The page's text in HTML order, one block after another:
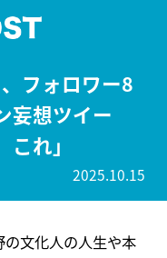
フォロワー8
妄想ツイー
れ」
2025.10.15
文化人の人生や本